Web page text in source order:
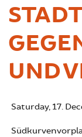
UND
Saturday, 17.